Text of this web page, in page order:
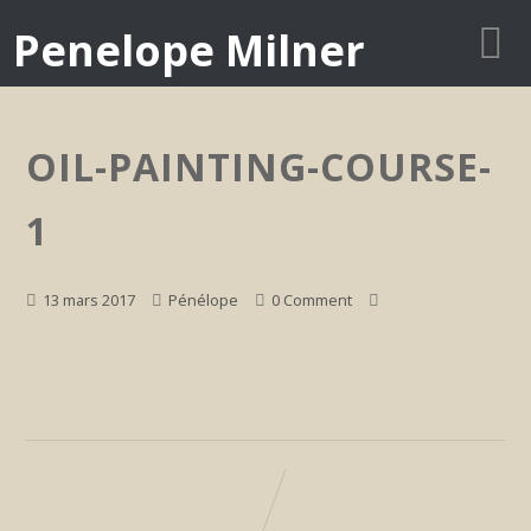
Penelope Milner
OIL-PAINTING-COURSE-
1
13 mars 2017 Pénélope 0 Comment